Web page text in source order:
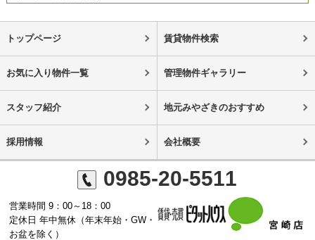
トップページ 賃貸物件検索
お気に入り物件一覧 管理物件ギャラリー
スタッフ紹介 地元みやざきのおすすめ
採用情報 会社概要
0985-20-5511
営業時間 9：00～18：00
定休日 年中無休（年末年始・GW・
お盆を除く）